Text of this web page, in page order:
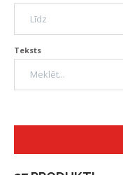
Teksts